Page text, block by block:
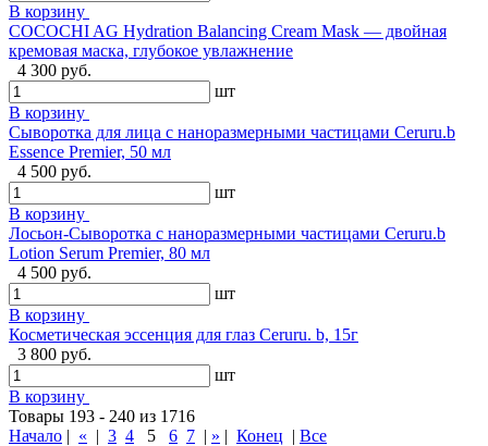
В корзину
COCOCHI AG Hydration Balancing Cream Mask — двойная
кремовая маска, глубокое увлажнение
4 300 руб.
шт
В корзину
Сыворотка для лица с наноразмерными частицами Ceruru.b
Essence Premier, 50 мл
4 500 руб.
шт
В корзину
Лосьон-Сыворотка с наноразмерными частицами Ceruru.b
Lotion Serum Premier, 80 мл
4 500 руб.
шт
В корзину
Косметическая эссенция для глаз Ceruru. b, 15г
3 800 руб.
шт
В корзину
Товары 193 - 240 из 1716
Начало | « | 3 4 5 6 7 | » | Конец | Все